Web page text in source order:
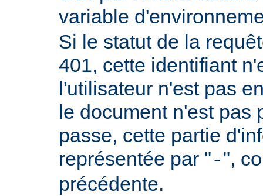
variable
Si le statut de la
401, cette identifiant
l'utilisateur n'est pas
le document n'est pas
passe, cette partie
représentée par "-",
précédente.